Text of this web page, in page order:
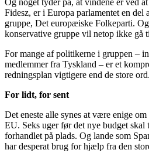
Fidesz, er i Europa parlamentet en del
gruppe, Det europæiske Folkeparti.
konservative gruppe vil netop ikke gå
For mange af politikerne i gruppen –
medlemmer fra Tyskland – er et
redningsplan vigtigere end de store ord.
For lidt, for sent
Det eneste alle synes at være enige
EU. Seks uger før det nye budget
forhandlet på plads. Og lande som
har desperat brug for hjælp fra den